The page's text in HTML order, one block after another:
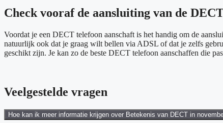
Check vooraf de aansluiting van de
Voordat je een DECT telefoon aanschaft is het handig om de
natuurlijk ook dat je graag wilt bellen via ADSL of dat je zelfs
geschikt zijn. Je kan zo de beste DECT telefoon aanschaffen die
Veelgestelde vragen
Hoe kan ik meer informatie krijgen over Betekenis van DECT in